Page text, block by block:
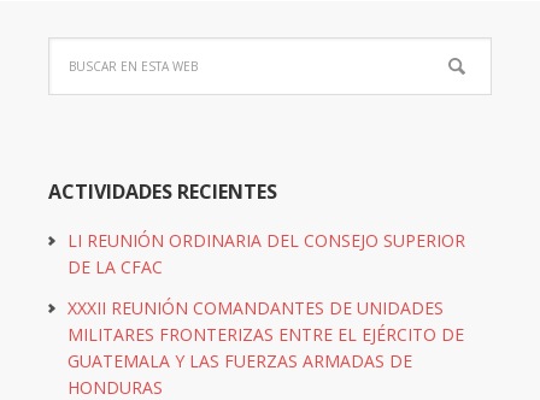
ACTIVIDADES RECIENTES
LI REUNIÓN ORDINARIA DEL CONSEJO SUPERIOR
DE LA CFAC
XXXII REUNIÓN COMANDANTES DE UNIDADES
MILITARES FRONTERIZAS ENTRE EL EJÉRCITO DE
GUATEMALA Y LAS FUERZAS ARMADAS DE
HONDURAS